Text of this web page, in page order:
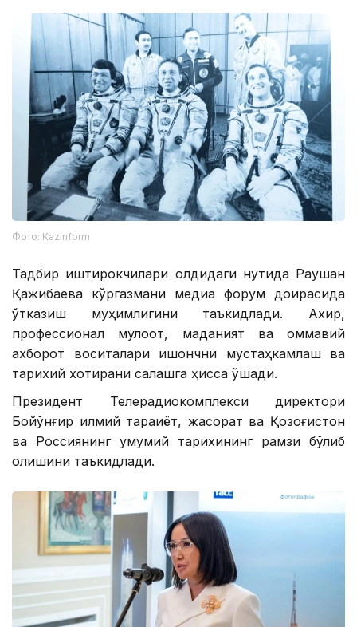
Фото: Kazinform
Тадбир иштирокчилари олдидаги нутқида Раушан
Қажибаева кўргазмани медиа форум доирасида
ўтказиш муҳимлигини таъкидлади. Ахир,
профессионал мулоқот, маданият ва оммавий
ахборот воситалари ишончни мустаҳкамлаш ва
тарихий хотирани сақлашга ҳисса қўшади.
Президент Телерадиокомплекси директори
Бойқўнғир илмий тараққиёт, жасорат ва Қозоғистон
ва Россиянинг умумий тарихининг рамзи бўлиб
қолишини таъкидлади.